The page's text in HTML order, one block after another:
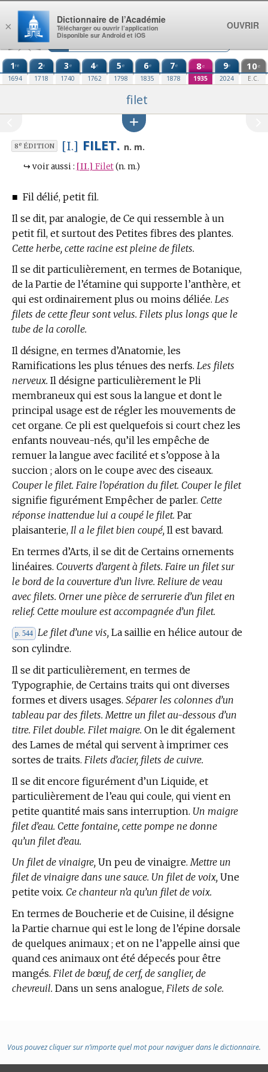
Aller au contenu
1re
1694
2e
1718
3e
1740
4e
1762
5e
1798
6e
1835
7e
1878
8e
1935
9e
2024
10e
E.C.
filet
8eÉDITION [I.] FILET. n. m.
↪ voir aussi : [II.] Filet (n. m.)
■ Fil délié, petit fil.
Il se dit, par analogie, de Ce qui ressemble à un
petit fil, et surtout des Petites fibres des plantes.
Cette herbe, cette racine est pleine de filets.
Il se dit particulièrement, en termes de Botanique,
de la Partie de l’étamine qui supporte l’anthère, et
qui est ordinairement plus ou moins déliée. Les
filets de cette fleur sont velus. Filets plus longs que le
tube de la corolle.
Il désigne, en termes d’Anatomie, les
Ramifications les plus ténues des nerfs. Les filets
nerveux. Il désigne particulièrement le Pli
membraneux qui est sous la langue et dont le
principal usage est de régler les mouvements de
cet organe. Ce pli est quelquefois si court chez les
enfants nouveau-nés, qu’il les empêche de
remuer la langue avec facilité et s’oppose à la
succion ; alors on le coupe avec des ciseaux.
Couper le filet. Faire l’opération du filet. Couper le filet
signifie figurément Empêcher de parler. Cette
réponse inattendue lui a coupé le filet. Par
plaisanterie, Il a le filet bien coupé, Il est bavard.
En termes d’Arts, il se dit de Certains ornements
linéaires. Couverts d’argent à filets. Faire un filet sur
le bord de la couverture d’un livre. Reliure de veau
avec filets. Orner une pièce de serrurerie d’un filet en
relief. Cette moulure est accompagnée d’un filet.
p. 544 Le filet d’une vis, La saillie en hélice autour de
son cylindre.
Il se dit particulièrement, en termes de
Typographie, de Certains traits qui ont diverses
formes et divers usages. Séparer les colonnes d’un
tableau par des filets. Mettre un filet au-dessous d’un
titre. Filet double. Filet maigre. On le dit également
des Lames de métal qui servent à imprimer ces
sortes de traits. Filets d’acier, filets de cuivre.
Il se dit encore figurément d’un Liquide, et
particulièrement de l’eau qui coule, qui vient en
petite quantité mais sans interruption. Un maigre
filet d’eau. Cette fontaine, cette pompe ne donne
qu’un filet d’eau.
Un filet de vinaigre, Un peu de vinaigre.Mettre un
filet de vinaigre dans une sauce. Un filet de voix, Une
petite voix. Ce chanteur n’a qu’un filet de voix.
En termes de Boucherie et de Cuisine, il désigne
la Partie charnue qui est le long de l’épine dorsale
de quelques animaux ; et on ne l’appelle ainsi que
quand ces animaux ont été dépecés pour être
mangés. Filet de bœuf, de cerf, de sanglier, de
chevreuil. Dans un sens analogue, Filets de sole.
Vous pouvez cliquer sur n’importe quel mot pour naviguer dans le dictionnaire.
×
Dictionnaire de l’Académie
Télécharger ou ouvrir l’application
Disponible sur Android et iOS
OUVRIR